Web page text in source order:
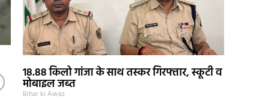
18.88 किलो गांजा के साथ तस्कर गिरफ्तार, स्कूटी व
मोबाइल जब्त
Bihar ki Awaz